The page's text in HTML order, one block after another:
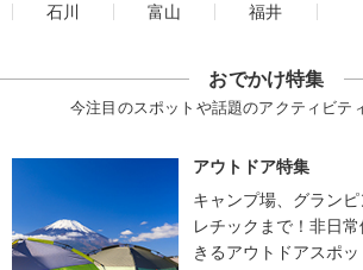
石川
富山 福井
おでかけ特集
今注目のスポットや話題のアクティビテ
アウトドア特集
キャンプ場、グラン
レチックまで！非日
きるアウトドアスポ